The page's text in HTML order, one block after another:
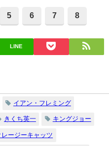
5 6 7 8
LINE
イアン・フレミング
きくち英一 キングジョー
レージーキャッツ